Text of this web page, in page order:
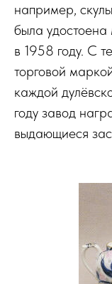
например,
была
в 1958 году. С
торговой
каждой
году завод
выдающиеся